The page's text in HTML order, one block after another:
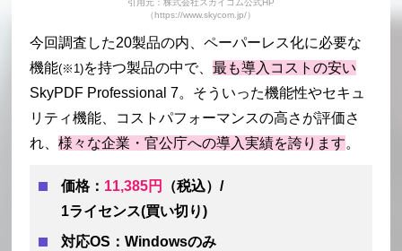
引用元：株式会社スカイコム公式HP
（https://www.skycom.jp/）
今回調査した20製品の内、ペーパーレス化に必要な
機能(※1)を持つ製品の中で、最も導入コストの安い
SkyPDF Professional 7。そういった機能性やセキュ
リティ機能、コストパフォーマンスの高さが評価さ
れ、様々な企業・官公庁への導入実績を誇ります。
価格： 11,385円
（税込）/
1ライセンス(買い切り)
対応OS：Windowsのみ